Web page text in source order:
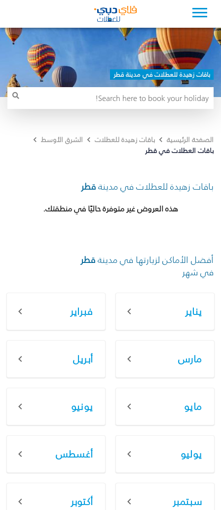
باقات زهيدة للعطلات في مدينة قطر
الصفحة الرئيسية باقات زهيدة للعطلات
الشرق الأوسط
باقات العطلات في قطر
باقات زهيدة للعطلات في مدينةقطر
هذه العروض غير متوفرة حاليًا في منطقتك.
أفضل الأماكن لزيارتها في مدينةقطر
في شهر
يناير فبراير
مارس أبريل
مايو يونيو
يوليو أغسطس
سبتمبر أكتوبر